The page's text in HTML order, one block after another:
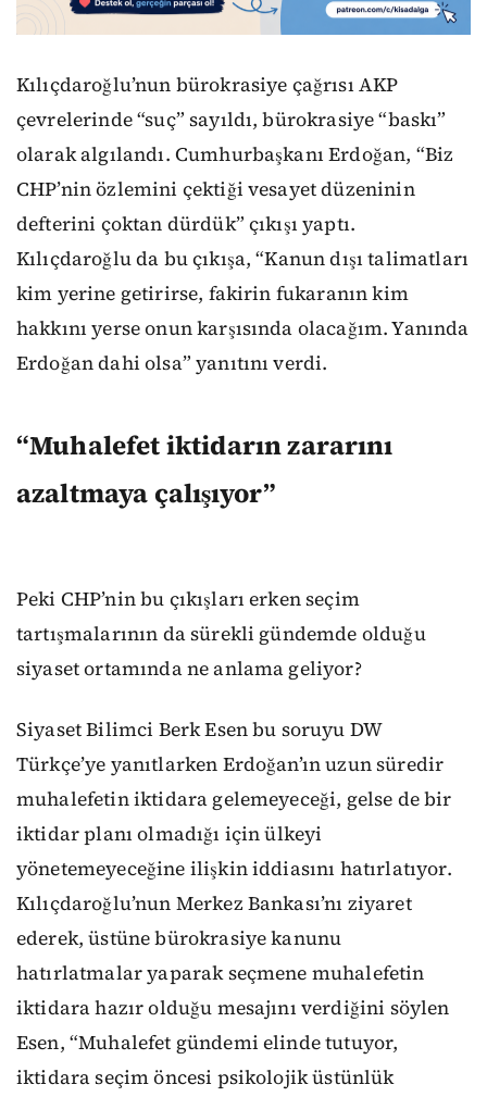
Kılıçdaroğlu’nun bürokrasiye çağrısı AKP
çevrelerinde “suç” sayıldı, bürokrasiye “baskı”
olarak algılandı. Cumhurbaşkanı Erdoğan, “Biz
CHP’nin özlemini çektiği vesayet düzeninin
defterini çoktan dürdük” çıkışı yaptı.
Kılıçdaroğlu da bu çıkışa, “Kanun dışı talimatları
kim yerine getirirse, fakirin fukaranın kim
hakkını yerse onun karşısında olacağım. Yanında
Erdoğan dahi olsa” yanıtını verdi.
“Muhalefet iktidarın zararını
azaltmaya çalışıyor”
Peki CHP’nin bu çıkışları erken seçim
tartışmalarının da sürekli gündemde olduğu
siyaset ortamında ne anlama geliyor?
Siyaset Bilimci Berk Esen bu soruyu DW
Türkçe’ye yanıtlarken Erdoğan’ın uzun süredir
muhalefetin iktidara gelemeyeceği, gelse de bir
iktidar planı olmadığı için ülkeyi
yönetemeyeceğine ilişkin iddiasını hatırlatıyor.
Kılıçdaroğlu’nun Merkez Bankası’nı ziyaret
ederek, üstüne bürokrasiye kanunu
hatırlatmalar yaparak seçmene muhalefetin
iktidara hazır olduğu mesajını verdiğini söylen
Esen, “Muhalefet gündemi elinde tutuyor,
iktidara seçim öncesi psikolojik üstünlük